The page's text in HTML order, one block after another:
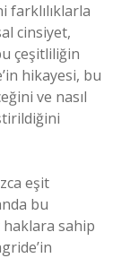
farklılıklarla
cinsiyet,
çeşitliliğin
hikayesi, bu
ve nasıl
eşit
bu
sahip